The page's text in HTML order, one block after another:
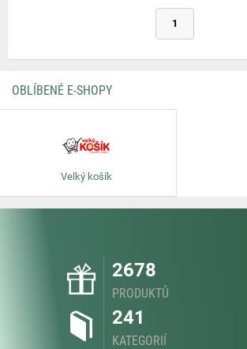
1
OBLÍBENÉ E-SHOPY
Velký košík
2678
PRODUKTŮ
241
KATEGORIÍ